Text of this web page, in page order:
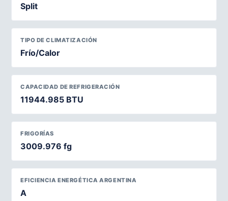
Split
TIPO DE CLIMATIZACIÓN
Frío/Calor
CAPACIDAD DE REFRIGERACIÓN
11944.985 BTU
FRIGORÍAS
3009.976 fg
EFICIENCIA ENERGÉTICA ARGENTINA
A